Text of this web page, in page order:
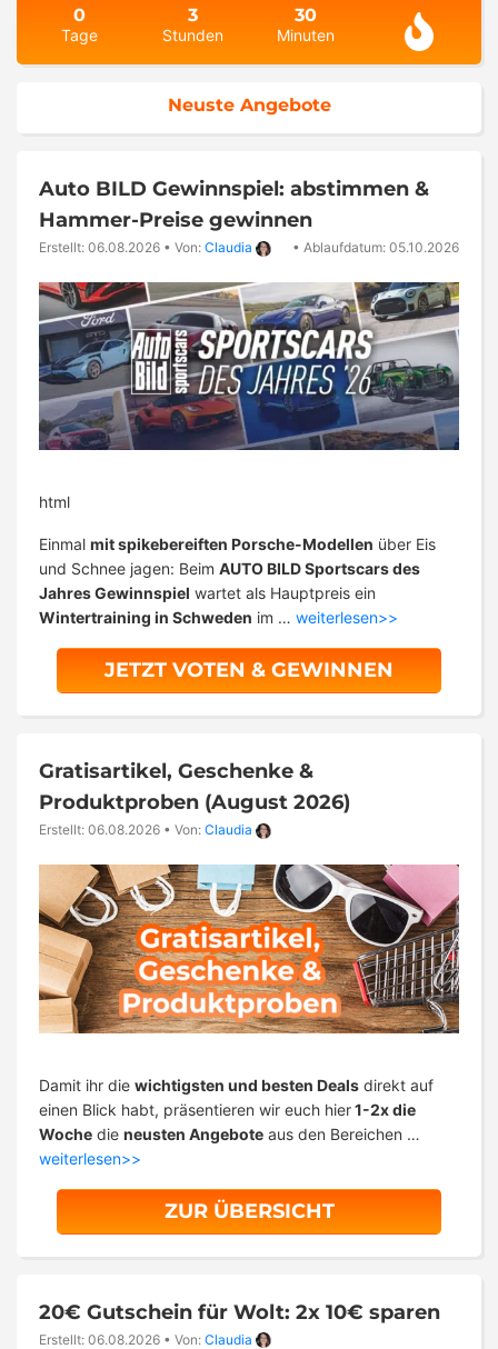
0
Tage
3
Stunden
30
Minuten
Neuste Angebote
Auto BILD Gewinnspiel: abstimmen &
Hammer-Preise gewinnen
Erstellt: 06.08.2026 • Von: Claudia • Ablaufdatum: 05.10.2026
html
Einmal mit spikebereiften Porsche-Modellen über Eis
und Schnee jagen: Beim AUTO BILD Sportscars des
Jahres Gewinnspiel wartet als Hauptpreis ein
Wintertraining in Schweden im … weiterlesen>>
JETZT VOTEN & GEWINNEN
Gratisartikel, Geschenke &
Produktproben (August 2026)
Erstellt: 06.08.2026 • Von: Claudia
Damit ihr die wichtigsten und besten Deals direkt auf
einen Blick habt, präsentieren wir euch hier1-2x die
Woche die neusten Angebote aus den Bereichen …
weiterlesen>>
ZUR ÜBERSICHT
20€ Gutschein für Wolt: 2x 10€ sparen
Erstellt: 06.08.2026 • Von: Claudia